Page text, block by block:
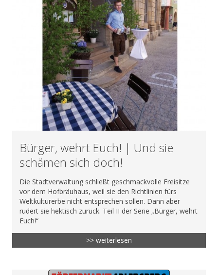
Bürger, wehrt Euch! | Und sie
schämen sich doch!
Die Stadtverwaltung schließt geschmackvolle Freisitze
vor dem Hofbräuhaus, weil sie den Richtlinien fürs
Weltkulturerbe nicht entsprechen sollen. Dann aber
rudert sie hektisch zurück. Teil II der Serie „Bürger, wehrt
Euch!“
>> weiterlesen